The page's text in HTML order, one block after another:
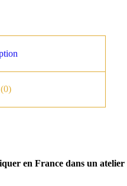
en France dans un atelier